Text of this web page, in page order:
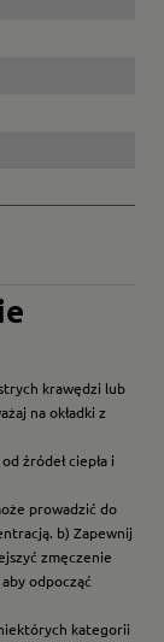
krawędzi lub
na okładki z
źródeł ciepła i
prowadzić do
b) Zapewnij
zmęczenie
odpocząć
kategorii